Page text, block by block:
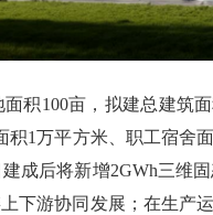
100亩，拟建总建筑面
1万平方米、职工宿舍
成后将新增2GWh三维
下游协同发展；在生产